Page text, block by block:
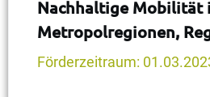
Nachhaltige Mobilität
Metropolregionen,
Förderzeitraum: